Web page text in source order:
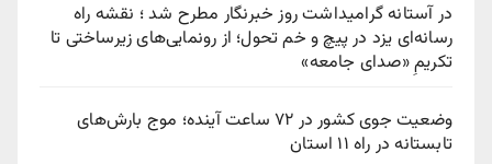
در آستانه گرامیداشت روز خبرنگار مطرح شد ؛ نقشه راه
رسانه‌ای یزد در پیچ‌ و خم تحول؛ از رونمایی‌های زیرساختی تا
تکریمِ «صدای جامعه»
وضعیت جوی کشور در ۷۲ ساعت آینده؛ موج بارش‌های
تابستانه در راه ۱۱ استان